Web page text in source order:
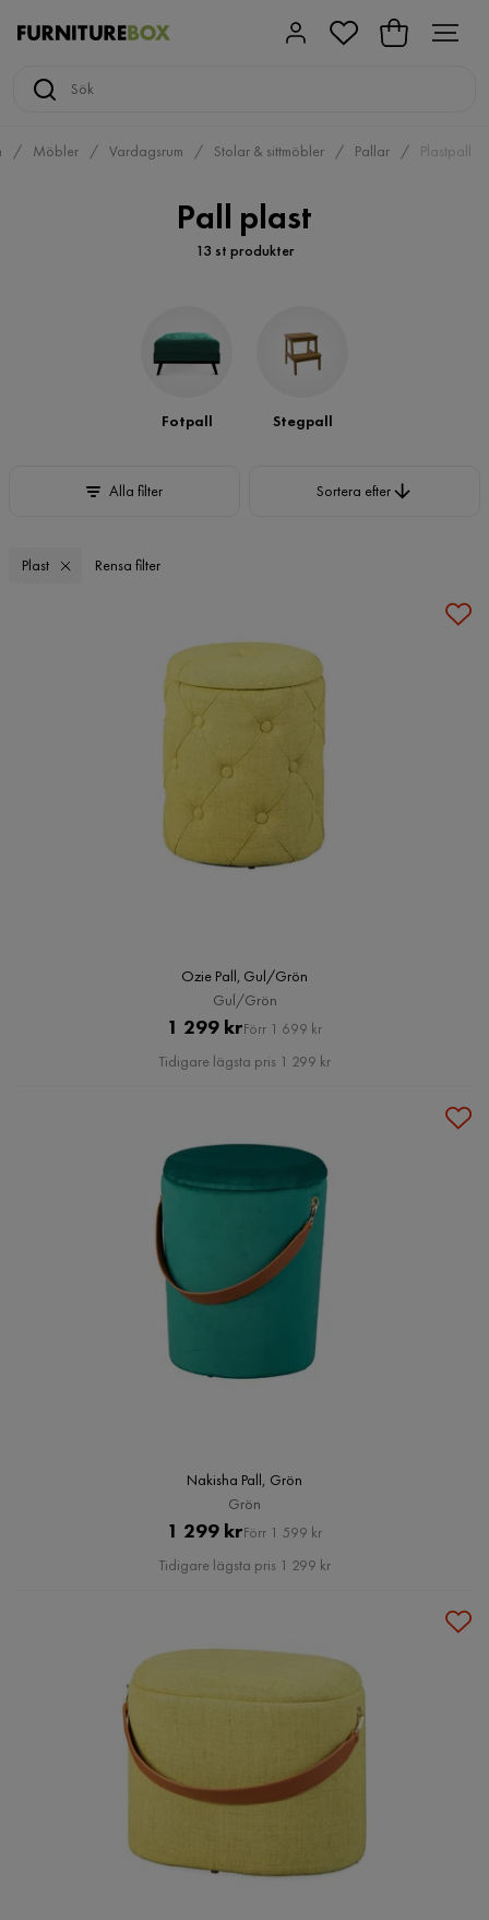
Möbler Vardagsrum Stolar & sittmöbler Pallar Plastpall
Pall plast
13 st produkter
Fotpall Stegpall
Alla filter Sortera efter
Plast Rensa filter
Ozie Pall, Gul/Grön
Gul/Grön
Pris
1 299 krOriginal
Pris
Förr 1 699 kr
Tidigare lägsta pris 1 299 kr
Nakisha Pall, Grön
Grön
Pris
1 299 krOriginal
Pris
Förr 1 599 kr
Tidigare lägsta pris 1 299 kr